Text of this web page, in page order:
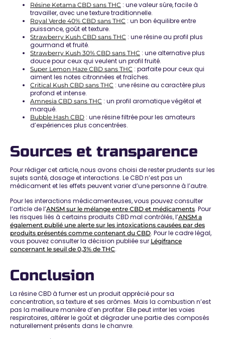
Résine Ketama CBD sans THC : une valeur sûre, facile à
travailler, avec une texture traditionnelle.
Royal Verde 40% CBD sans THC : un bon équilibre entre
puissance, goût et texture.
Strawberry Kush CBD sans THC : une résine au profil plus
gourmand et fruité.
Strawberry Kush 30% CBD sans THC : une alternative plus
douce pour ceux qui veulent un profil fruité.
Super Lemon Haze CBD sans THC : parfaite pour ceux qui
aiment les notes citronnées et fraîches.
Critical Kush CBD sans THC : une résine au caractère plus
profond et intense.
Amnesia CBD sans THC : un profil aromatique végétal et
marqué.
Bubble Hash CBD : une résine filtrée pour les amateurs
d’expériences plus concentrées.
Sources et transparence
Pour rédiger cet article, nous avons choisi de rester prudents sur les
sujets santé, dosage et interactions. Le CBD n’est pas un
médicament et les effets peuvent varier d’une personne à l’autre.
Pour les interactions médicamenteuses, vous pouvez consulter
l’article de l’ANSM sur le mélange entre CBD et médicaments. Pour
les risques liés à certains produits CBD mal contrôlés, l’ANSM a
également publié une alerte sur les intoxications causées par des
produits présentés comme contenant du CBD. Pour le cadre légal,
vous pouvez consulter la décision publiée sur Légifrance
concernant le seuil de 0,3% de THC.
Conclusion
La résine CBD à fumerest un produit apprécié pour sa
concentration, sa texture et ses arômes. Mais la combustion n’est
pas la meilleure manière d’en profiter. Elle peut irriter les voies
respiratoires, altérer le goût et dégrader une partie des composés
naturellement présents dans le chanvre.